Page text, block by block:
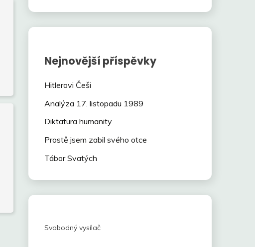
Nejnovější příspěvky
Hitlerovi Češi
Analýza 17. listopadu 1989
Diktatura humanity
Prostě jsem zabil svého otce
Tábor Svatých
Svobodný vysílač